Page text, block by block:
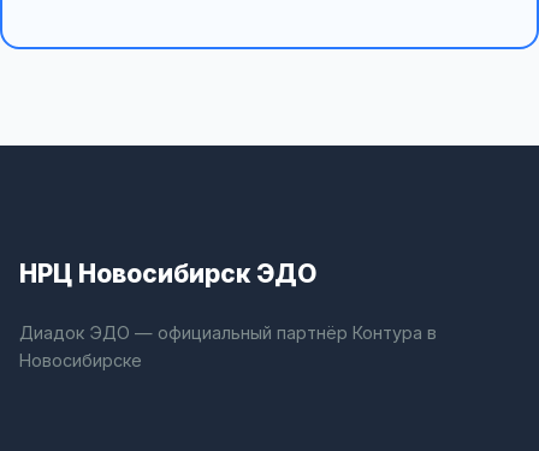
НРЦ Новосибирск ЭДО
Диадок ЭДО — официальный партнёр Контура в
Новосибирске